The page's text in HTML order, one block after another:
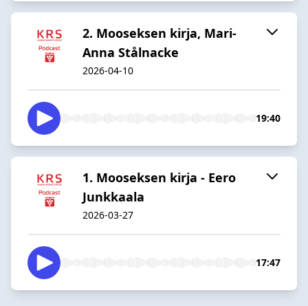
2. Mooseksen kirja, Mari-
Anna Stålnacke
2026-04-10
19:40
1. Mooseksen kirja - Eero
Junkkaala
2026-03-27
17:47